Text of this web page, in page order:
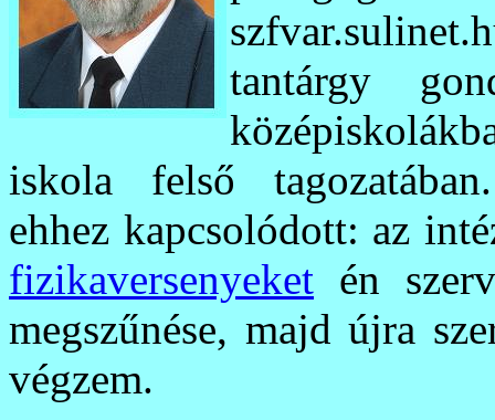
tantárgy
iskola felső
ehhez kapcsolódott: az
fizikaversenyeket én
megszűnése, majd újra
végzem.